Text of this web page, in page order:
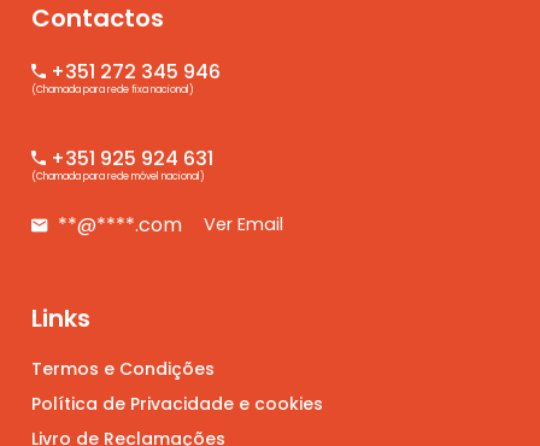
Contactos
+351 272 345 946
(Chamada para rede fixa nacional)
+351 925 924 631
(Chamada para rede móvel nacional)
**@****.com Ver Email
Links
Termos e Condições
Política de Privacidade e cookies
Livro de Reclamações